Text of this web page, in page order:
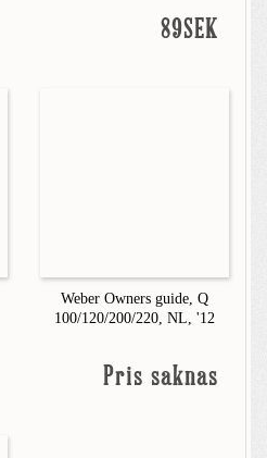
89SEK
Weber Owners guide, Q
100/120/200/220, NL, '12
Pris saknas